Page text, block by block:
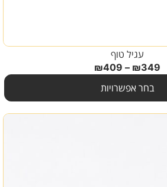
עגיל טוף
₪349
–
₪409
בחר אפשרויות